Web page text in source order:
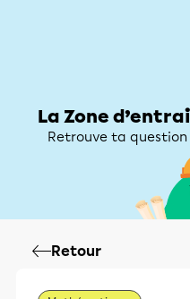
La Zone
Retrouve ta question
Retour